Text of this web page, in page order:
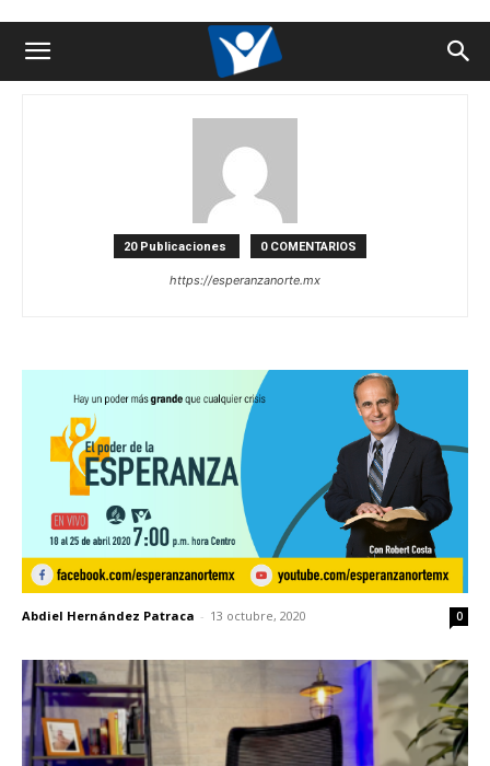
Abdiel Hernández Patraca
20 Publicaciones 0 COMENTARIOS
https://esperanzanorte.mx
Abdiel Hernández Patraca - 13 octubre, 2020 0